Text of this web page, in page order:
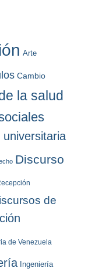
Arte
Cambio
la salud
universitaria
Discurso
de
de Venezuela
Ingeniería